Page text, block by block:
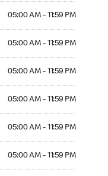
05:00 AM - 11:59 PM
05:00 AM - 11:59 PM
05:00 AM - 11:59 PM
05:00 AM - 11:59 PM
05:00 AM - 11:59 PM
05:00 AM - 11:59 PM